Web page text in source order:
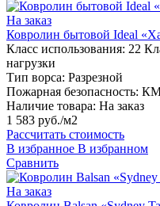
На заказ
Ковролин бытовой Ideal
Класс использования: 22
нагрузки
Тип ворса: Разрезной
Пожарная безопасность:
Наличие товара: На заказ
1 583 руб./м2
Рассчитать стоимость
В избранное В избранном
Сравнить
На заказ